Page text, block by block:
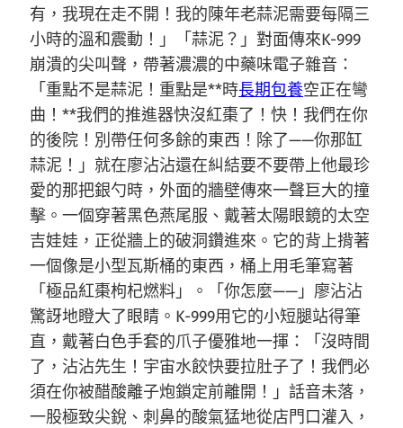
有，我現在走不開！我的陳年老蒜泥需要每隔三
小時的溫和震動！」「蒜泥？」對面傳來K-999
崩潰的尖叫聲，帶著濃濃的中藥味電子雜音：
「重點不是蒜泥！重點是**時長期包養空正在彎
曲！**我們的推進器快沒紅棗了！快！我們在你
的後院！別帶任何多餘的東西！除了——你那缸
蒜泥！」就在廖沾沾還在糾結要不要帶上他最珍
愛的那把銀勺時，外面的牆壁傳來一聲巨大的撞
擊。一個穿著黑色燕尾服、戴著太陽眼鏡的太空
吉娃娃，正從牆上的破洞鑽進來。它的背上揹著
一個像是小型瓦斯桶的東西，桶上用毛筆寫著
「極品紅棗枸杞燃料」。「你怎麼——」廖沾沾
驚訝地瞪大了眼睛。K-999用它的小短腿站得筆
直，戴著白色手套的爪子優雅地一揮：「沒時間
了，沾沾先生！宇宙水餃快要拉肚子了！我們必
須在你被醋酸離子炮鎖定前離開！」話音未落，
一股極致尖銳、刺鼻的酸氣猛地從店門口灌入，